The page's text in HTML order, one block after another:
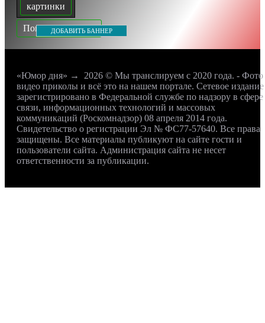
картинки
Показать все теги
ДОБАВИТЬ БАННЕР
«Юмор дня» → 2026 © Мы транслируем с 2020 года. -
видео приколы и всё это на нашем портале. Сетевое издание
зарегистрировано в Федеральной службе по надзору в сфере
связи, информационных технологий и массовых
коммуникаций (Роскомнадзор) 08 апреля 2014 года.
Свидетельство о регистрации Эл № ФС77-57640. Все права
защищены. Все материалы публикуют на сайте гости и
пользователи сайта. Администрация сайта не несет
ответственности за публикации.